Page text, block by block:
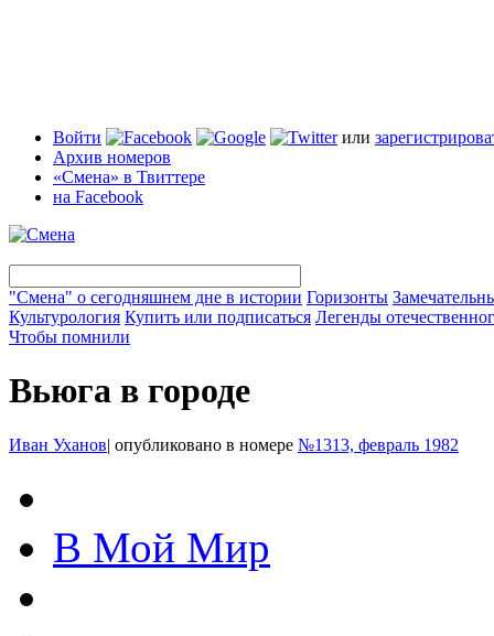
Войти или
Архив номеров
«Смена» в Твиттере
на Facebook
"Смена" о сегодняшнем дне в истории Горизонты
Культурология Купить или подписаться Легенды
Чтобы помнили
Вьюга в городе
Иван Уханов| опубликовано в номере №1313, февраль 1982
В Мой Мир